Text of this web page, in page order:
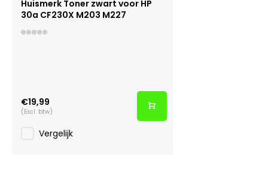
Huismerk Toner zwart voor HP
30a CF230X M203 M227
€19,99
(Excl. btw)
Vergelijk